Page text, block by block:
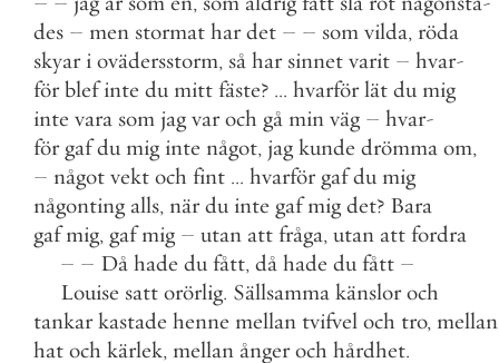
des – men stormat har det – – som vilda, röda
skyar i ovädersstorm, så har sinnet varit – hvar-
för blef inte du mitt fäste? ... hvarför lät du mig
inte vara som jag var och gå min väg – hvar-
för gaf du mig inte något, jag kunde drömma om,
– något vekt och fint ... hvarför gaf du mig
någonting alls, när du inte gaf mig det? Bara
gaf mig, gaf mig – utan att fråga, utan att fordra
– – Då hade du fått, då hade du fått –
Louise satt orörlig. Sällsamma känslor och
tankar kastade henne mellan tvifvel och tro, mellan
hat och kärlek, mellan ånger och hårdhet.